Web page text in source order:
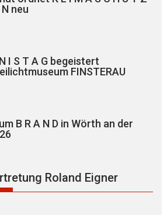
N neu
I S T A G begeistert
FINSTERAU
B R A N D in Wörth an der
Roland Eigner